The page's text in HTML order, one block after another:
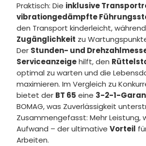
Praktisch: Die inklusive
vibrationgedämpfte
den Transport kinderleicht,
Zugänglichkeit zu
Der Stunden- und
Serviceanzeigehilft, den
optimal zu warten und die
maximieren. Im Vergleich zu
bietet der BT 65 eine 3-2-1-
BOMAG, was Zuverlässigkeit
Zusammengefasst: Mehr Leistung,
Aufwand – der ultimative Vorteil
Arbeiten.